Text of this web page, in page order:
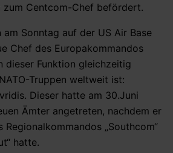
zum Centcom-Chef befördert.
am Sonntag auf der US Air Base
Chef des Europakommandos
dieser Funktion gleichzeitig
Truppen weltweit ist:
Dieser hatte am 30.Juni
Ämter angetreten, nachdem er
Regionalkommandos „Southcom“
hatte.